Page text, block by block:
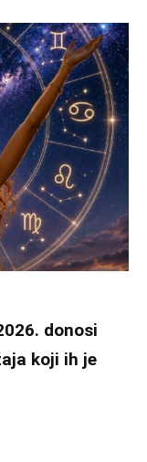
donosi
koji ih je